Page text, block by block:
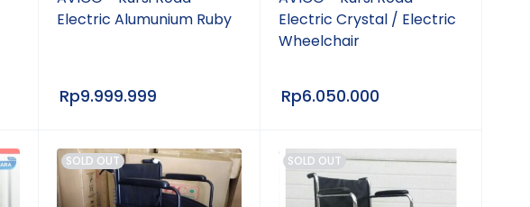
Electric Alumunium Ruby
Rp9.999.999
Electric Crystal / Electric
Wheelchair
Rp6.050.000
SOLD OUT SOLD OUT